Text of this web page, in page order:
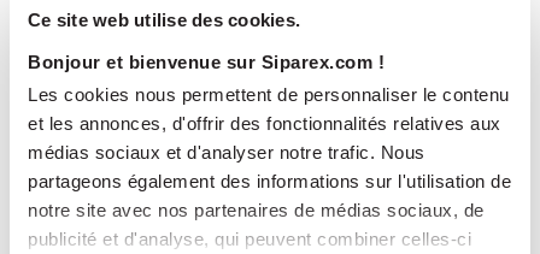
Ce site web utilise des cookies.
Bonjour et bienvenue sur Siparex.com !
Les cookies nous permettent de personnaliser le contenu
et les annonces, d'offrir des fonctionnalités relatives aux
médias sociaux et d'analyser notre trafic. Nous
partageons également des informations sur l'utilisation de
notre site avec nos partenaires de médias sociaux, de
publicité et d'analyse, qui peuvent combiner celles-ci
Read